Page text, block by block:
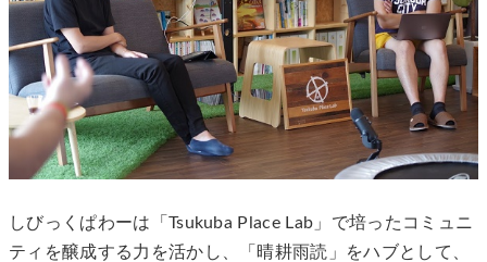
しびっくぱわーは「Tsukuba Place Lab」で培ったコミュニ
ティを醸成する力を活かし、「晴耕雨読」をハブとして、